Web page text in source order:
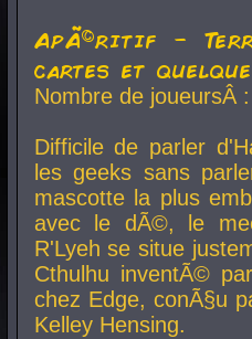
ApÃ©ritif -
cartes et
Nombre de
Difficile de parler
les geeks sans
mascotte la plus
avec le dÃ©, le
R'Lyeh se situe
Cthulhu inventÃ©
chez Edge, conÃ§u
Kelley Hensing.